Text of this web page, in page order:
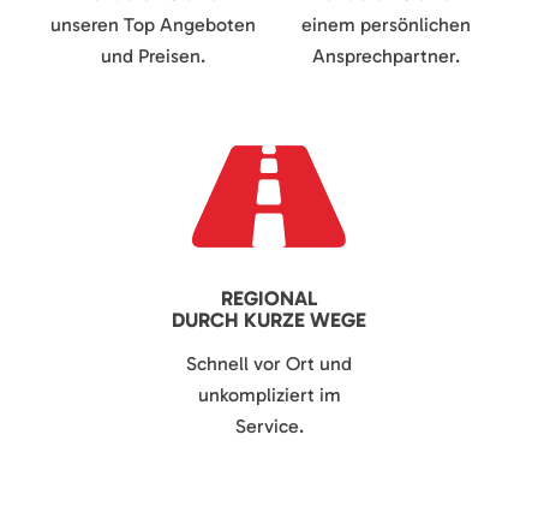
unseren Top Angeboten
und Preisen.
einem persönlichen
Ansprechpartner.
REGIONAL
DURCH KURZE WEGE
Schnell vor Ort und
unkompliziert im
Service.